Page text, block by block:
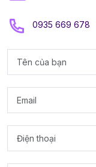
0935 669 678